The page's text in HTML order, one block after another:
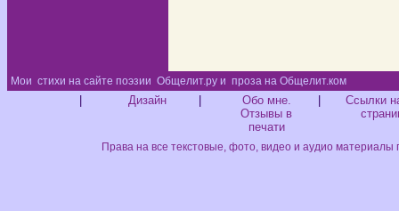
Мои стихи на сайте поэзии Общелит.ру и проза на Общелит.ком
Дизайн
Обо мне.
Отзывы в
печати
Ссылки
Права на все текстовые, фото, видео и аудио